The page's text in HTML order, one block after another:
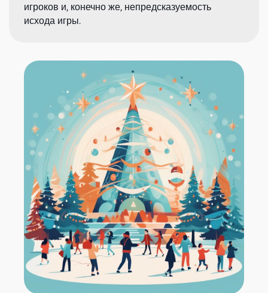
игроков и, конечно же, непредсказуемость
исхода игры.